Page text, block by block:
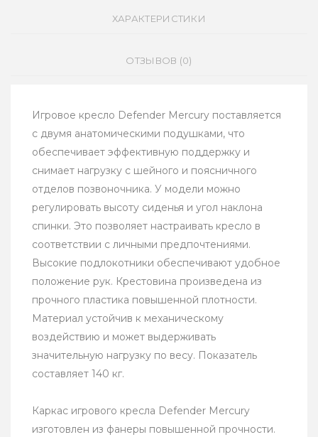
ХАРАКТЕРИСТИКИ
ОТЗЫВОВ (0)
Игровое кресло Defender Mercury поставляется
с двумя анатомическими подушками, что
обеспечивает эффективную поддержку и
снимает нагрузку с шейного и поясничного
отделов позвоночника. У модели можно
регулировать высоту сиденья и угол наклона
спинки. Это позволяет настраивать кресло в
соответствии с личными предпочтениями.
Высокие подлокотники обеспечивают удобное
положение рук. Крестовина произведена из
прочного пластика повышенной плотности.
Материал устойчив к механическому
воздействию и может выдерживать
значительную нагрузку по весу. Показатель
составляет 140 кг.
Каркас игрового кресла Defender Mercury
изготовлен из фанеры повышенной прочности.